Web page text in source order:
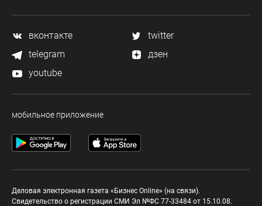
вконтакте
twitter
telegram
дзен
youtube
мобильное приложение
Деловая электронная газета «Бизнес Online» (на связи).
Свидетельство о регистрации СМИ Эл №ФС 77-33484 от 15.10.08.